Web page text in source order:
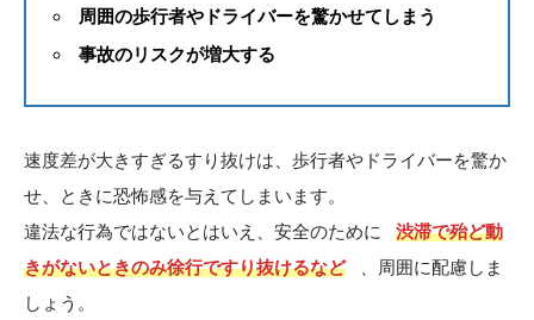
周囲の歩行者やドライバーを驚かせてしまう
事故のリスクが増大する
速度差が大きすぎるすり抜けは、歩行者やドライバーを驚か
せ、ときに恐怖感を与えてしまいます。
違法な行為ではないとはいえ、安全のために
渋滞で殆ど動
きがないときのみ徐行ですり抜けるなど
、周囲に配慮しま
しょう。